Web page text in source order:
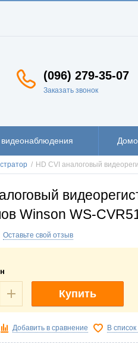
(096) 279-35-07
Заказать звонок
/ HD CVI аналоговый
Winson WS-
Оставьте свой отзыв
Купить
Добавить в сравнение В